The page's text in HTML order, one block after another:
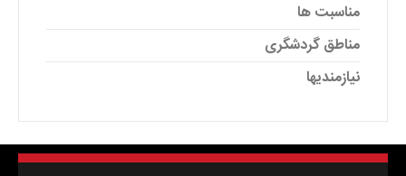
مناسبت ها
مناطق گردشگری
نیازمندیها